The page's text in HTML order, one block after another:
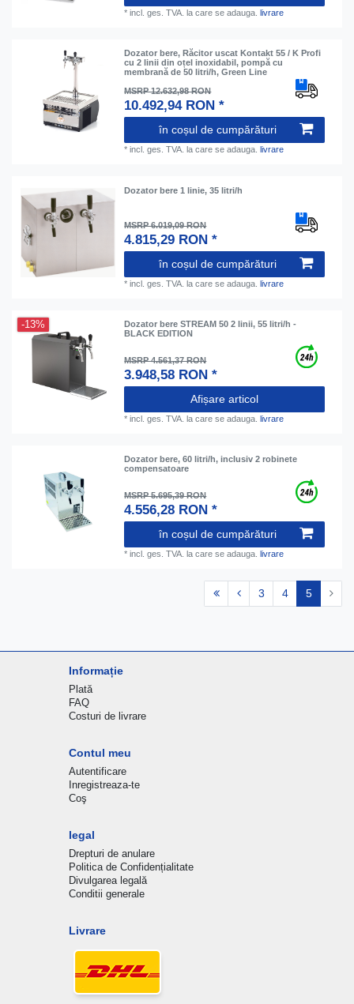
*incl. ges. TVA. la care se adauga.livrare
Dozator bere, Răcitor uscat Kontakt 55 / K Profi
cu 2 linii din oțel inoxidabil, pompă cu
membrană de 50 litri/h, Green Line
MSRP 12.632,98 RON
10.492,94 RON *
în coșul de cumpărături
*incl. ges. TVA. la care se adauga.livrare
Dozator bere 1 linie, 35 litri/h
MSRP 6.019,09 RON
4.815,29 RON *
în coșul de cumpărături
*incl. ges. TVA. la care se adauga.livrare
-13%
Dozator bere STREAM 50 2 linii, 55 litri/h -
BLACK EDITION
MSRP 4.561,37 RON
3.948,58 RON *
Afișare articol
*incl. ges. TVA. la care se adauga.livrare
Dozator bere, 60 litri/h, inclusiv 2 robinete
compensatoare
MSRP 5.695,39 RON
4.556,28 RON *
în coșul de cumpărături
*incl. ges. TVA. la care se adauga.livrare
3 4 5
Informație
Plată
FAQ
Costuri de livrare
Contul meu
Autentificare
Inregistreaza-te
Coş
legal
Drepturi de anulare
Politica de Confidențialitate
Divulgarea legală
Conditii generale
Livrare